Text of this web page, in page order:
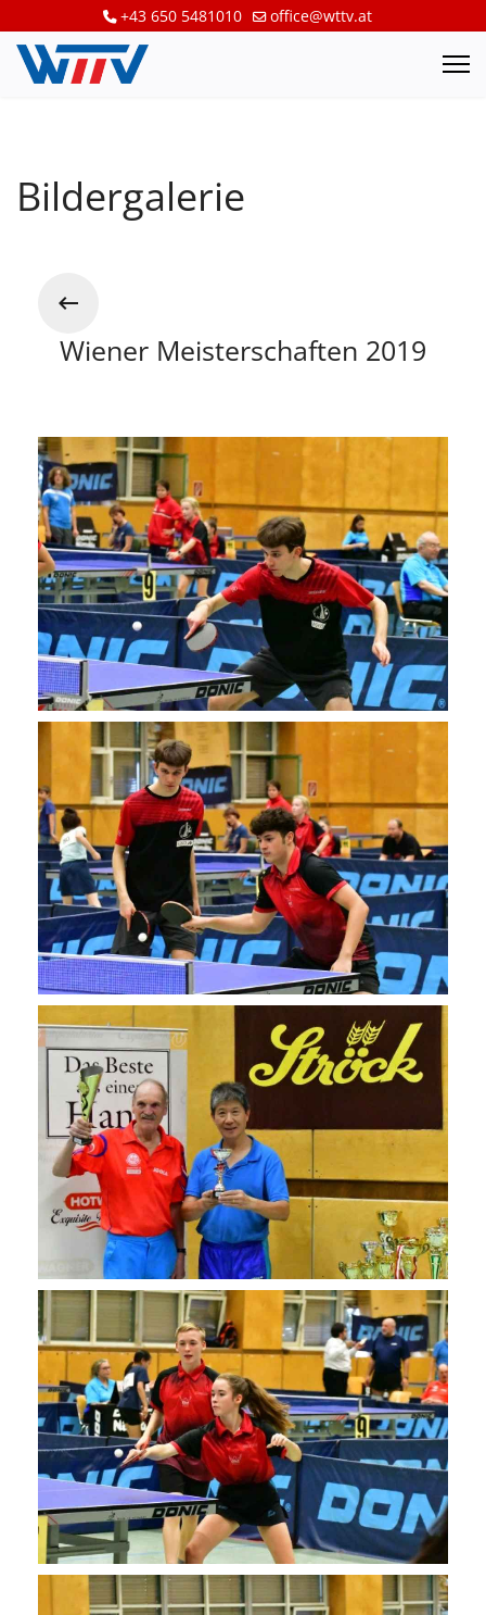
+43 650 5481010 office@wttv.at
Bildergalerie
Wiener Meisterschaften 2019